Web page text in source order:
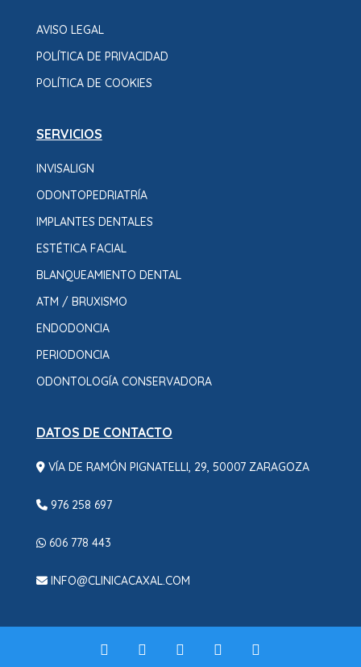
AVISO LEGAL
POLÍTICA DE PRIVACIDAD
POLÍTICA DE COOKIES
SERVICIOS
INVISALIGN
ODONTOPEDRIATRÍA
IMPLANTES DENTALES
ESTÉTICA FACIAL
BLANQUEAMIENTO DENTAL
ATM / BRUXISMO
ENDODONCIA
PERIODONCIA
ODONTOLOGÍA CONSERVADORA
DATOS DE CONTACTO
VÍA DE RAMÓN PIGNATELLI, 29, 50007 ZARAGOZA
976 258 697
606 778 443
INFO@CLINICACAXAL.COM
    